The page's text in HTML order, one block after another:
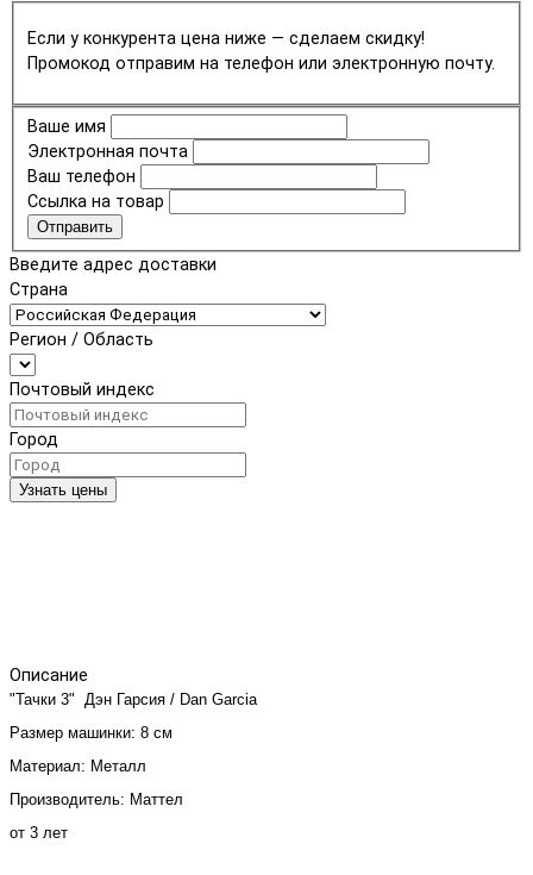
Если у конкурента цена ниже — сделаем скидку!
Промокод отправим на телефон или электронную почту.
Ваше имя
Электронная почта
Ваш телефон
Ссылка на товар
Отправить
Введите адрес доставки
Страна
Регион / Область
Почтовый индекс
Город
Узнать цены
Описание
"Тачки 3" Дэн Гарсия / Dan Garcia
Размер машинки: 8 см
Материал: Металл
Производитель: Маттел
от 3 лет